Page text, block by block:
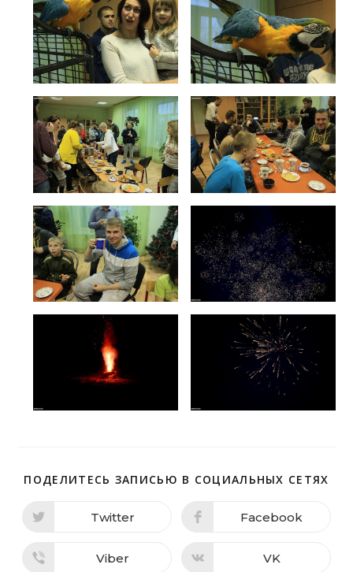
ПОДЕЛИТЕСЬ ЗАПИСЬЮ В СОЦИАЛЬНЫХ СЕТЯХ
Twitter Facebook
Viber VK